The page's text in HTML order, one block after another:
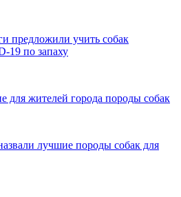
предложили учить собак
19 по запаху
для жителей города породы собак
лучшие породы собак для